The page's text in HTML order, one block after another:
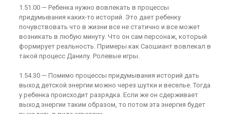
1.51.00 — Ребенка нужно вовлекать в процессы
придумывания каких-то историй. Это дает ребенку
почувствовать что в жизни все не статично и все может
возникать в любую минуту. Что он сам персонаж, который
формирует реальность. Примеры как Саошиант вовлекал в
такой процесс Данилу. Ролевые игры.
1.54.30 — Помимо процессы придумывания историй дать
выход детской энергии можно через шутки и веселье. Тогда
у ребенка происходит разрядка. Если же он сдерживает
выход энергии таким образом, то потом эта энергия будет